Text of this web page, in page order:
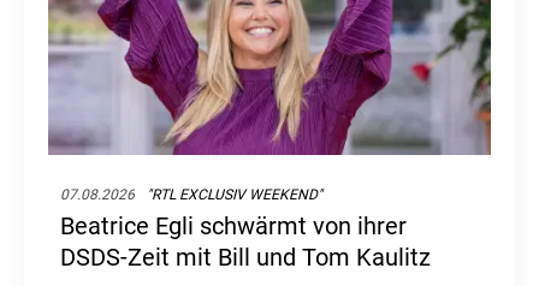
07.08.2026 "RTL EXCLUSIV WEEKEND"
Beatrice Egli schwärmt von ihrer
DSDS-Zeit mit Bill und Tom Kaulitz